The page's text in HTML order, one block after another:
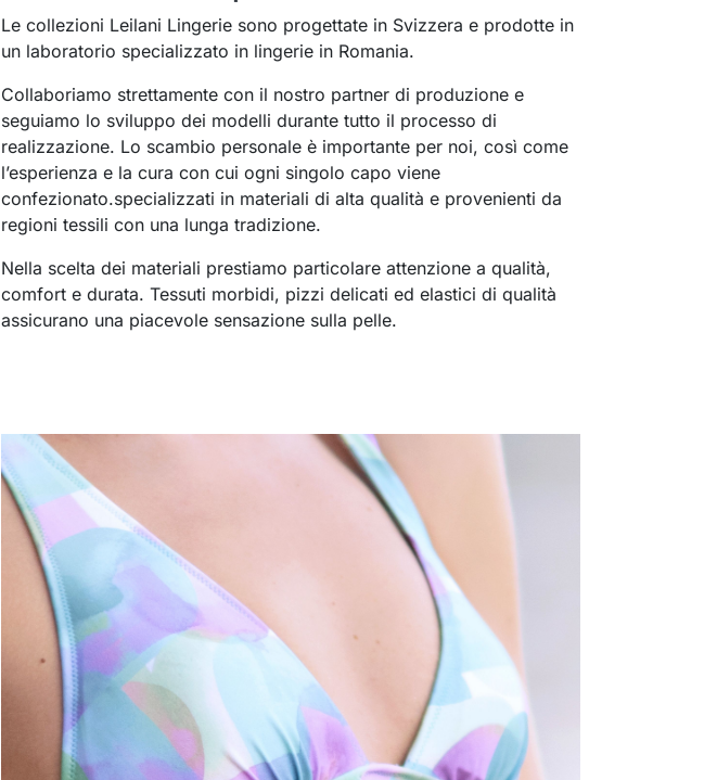
Le collezioni Leilani Lingerie sono progettate in Svizzera e prodotte in
un laboratorio specializzato in lingerie in Romania.
Collaboriamo strettamente con il nostro partner di produzione e
seguiamo lo sviluppo dei modelli durante tutto il processo di
realizzazione. Lo scambio personale è importante per noi, così come
l’esperienza e la cura con cui ogni singolo capo viene
confezionato.specializzati in materiali di alta qualità e provenienti da
regioni tessili con una lunga tradizione.
Nella scelta dei materiali prestiamo particolare attenzione a qualità,
comfort e durata. Tessuti morbidi, pizzi delicati ed elastici di qualità
assicurano una piacevole sensazione sulla pelle.